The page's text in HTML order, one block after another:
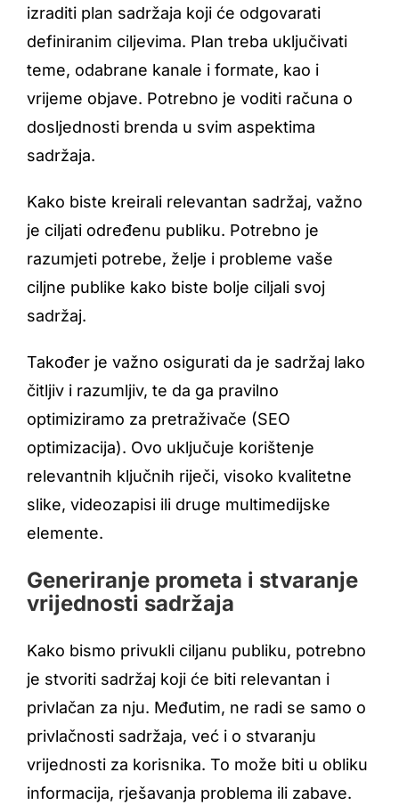
izraditi plan sadržaja koji će odgovarati
definiranim ciljevima. Plan treba uključivati
teme, odabrane kanale i formate, kao i
vrijeme objave. Potrebno je voditi računa o
dosljednosti brenda u svim aspektima
sadržaja.
Kako biste kreirali relevantan sadržaj, važno
je ciljati određenu publiku. Potrebno je
razumjeti potrebe, želje i probleme vaše
ciljne publike kako biste bolje ciljali svoj
sadržaj.
Također je važno osigurati da je sadržaj lako
čitljiv i razumljiv, te da ga pravilno
optimiziramo za pretraživače (SEO
optimizacija). Ovo uključuje korištenje
relevantnih ključnih riječi, visoko kvalitetne
slike, videozapisi ili druge multimedijske
elemente.
Generiranje prometa i stvaranje
vrijednosti sadržaja
Kako bismo privukli ciljanu publiku, potrebno
je stvoriti sadržaj koji će biti relevantan i
privlačan za nju. Međutim, ne radi se samo o
privlačnosti sadržaja, već i o stvaranju
vrijednosti za korisnika. To može biti u obliku
informacija, rješavanja problema ili zabave.